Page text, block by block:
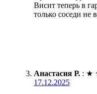
Висит теперь в
только соседи не
Анастасия Р. : ★
17.12.2025